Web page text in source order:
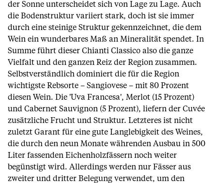
der Sonne unterscheidet sich von Lage zu Lage. Auch
die Bodenstruktur variiert stark, doch ist sie immer
durch eine steinige Struktur gekennzeichnet, die dem
Wein ein wunderbares Maß an Mineralität spendet. In
Summe führt dieser Chianti Classico also die ganze
Vielfalt und den ganzen Reiz der Region zusammen.
Selbstverständlich dominiert die für die Region
wichtigste Rebsorte – Sangiovese – mit 80 Prozent
diesen Wein. Die 'Uva Francesa', Merlot (15 Prozent)
und Cabernet Sauvignon (5 Prozent), liefern der Cuvée
zusätzliche Frucht und Struktur. Letzteres ist nicht
zuletzt Garant für eine gute Langlebigkeit des Weines,
die durch den neun Monate währenden Ausbau in 500
Liter fassenden Eichenholzfässern noch weiter
begünstigt wird. Allerdings werden nur Fässer aus
zweiter und dritter Belegung verwendet, um den